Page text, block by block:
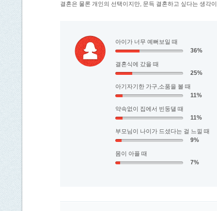
결혼은 물론 개인의 선택이지만, 문득 결혼하고 싶다는 생각
아이가 너무 예뻐보일 때
36%
결혼식에 갔을 때
25%
아기자기한 가구,소품을 볼 때
11%
약속없이 집에서 빈둥댈 때
11%
부모님이 나이가 드셨다는 걸 느낄 때
9%
몸이 아플 때
7%